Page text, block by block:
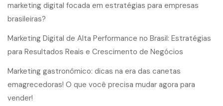
marketing digital focada em estratégias para empresas
brasileiras?
Marketing Digital de Alta Performance no Brasil: Estratégias
para Resultados Reais e Crescimento de Negócios
Marketing gastronômico: dicas na era das canetas
emagrecedoras! O que você precisa mudar agora para
vender!